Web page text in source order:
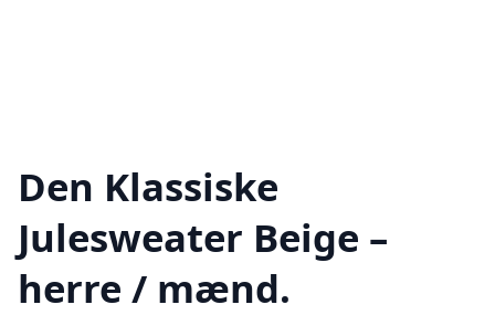
Den Klassiske
Julesweater Beige –
herre / mænd.